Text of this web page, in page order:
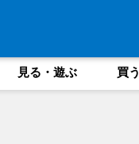
見る・遊ぶ 買う